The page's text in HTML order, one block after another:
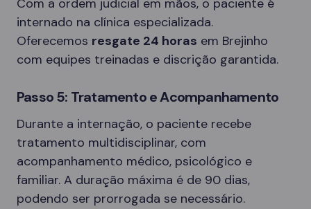
Com a ordem judicial em mãos, o paciente é
internado na clínica especializada.
Oferecemos resgate 24 horas em Brejinho
com equipes treinadas e discrição garantida.
Passo 5: Tratamento e Acompanhamento
Durante a internação, o paciente recebe
tratamento multidisciplinar, com
acompanhamento médico, psicológico e
familiar. A duração máxima é de 90 dias,
podendo ser prorrogada se necessário.